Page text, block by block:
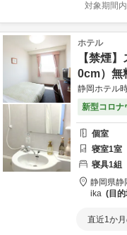
対象期間
ホテル
【禁煙
0cm）無
静岡ホテル
新型コロナ
個室
寝室1室
寝具1組
静岡県静
ika
目
直近1か